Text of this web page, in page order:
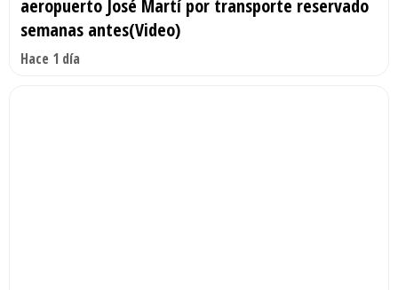
aeropuerto José Martí por transporte reservado
semanas antes(Video)
Hace 1 día